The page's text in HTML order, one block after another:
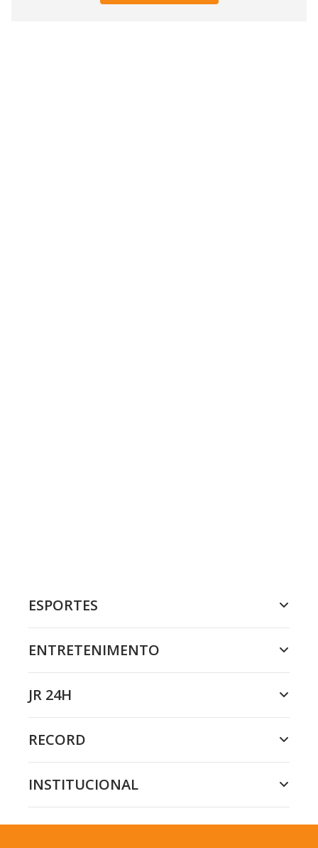
ESPORTES
ENTRETENIMENTO
JR 24H
RECORD
INSTITUCIONAL